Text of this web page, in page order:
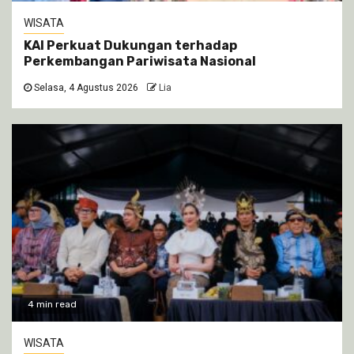
WISATA
KAI Perkuat Dukungan terhadap
Perkembangan Pariwisata Nasional
Selasa, 4 Agustus 2026 Lia
4 min read
WISATA